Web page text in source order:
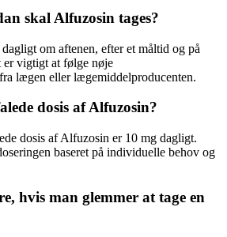
skal Alfuzosin tages?
om aftenen, efter et måltid og på
er vigtigt at følge nøje
lægen eller lægemiddelproducenten.
dosis af Alfuzosin?
dosis af Alfuzosin er 10 mg dagligt.
baseret på individuelle behov og
hvis man glemmer at tage en